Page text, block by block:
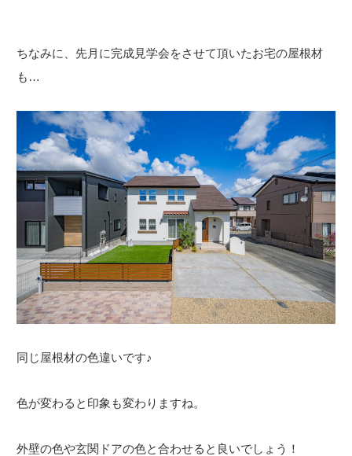
ちなみに、先月に完成見学会をさせて頂いたお宅の屋根材
も…
同じ屋根材の色違いです♪
色が変わると印象も変わりますね。
外壁の色や玄関ドアの色と合わせると良いでしょう！